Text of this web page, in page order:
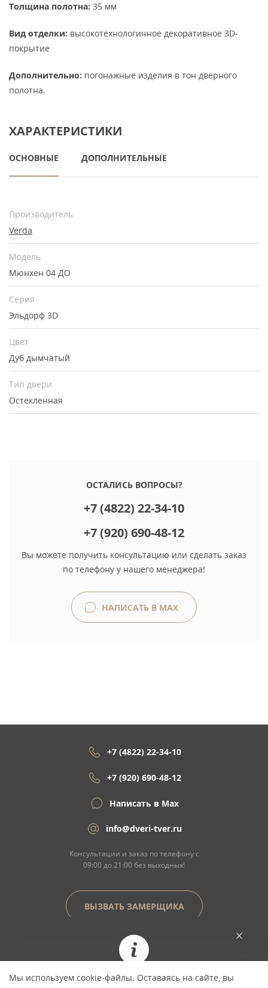
Толщина полотна: 35 мм
Вид отделки: высокотехнологичное декоративное 3D-
покрытие
Дополнительно: погонажные изделия в тон дверного
полотна.
ХАРАКТЕРИСТИКИ
ОСНОВНЫЕ ДОПОЛНИТЕЛЬНЫЕ
Производитель
Verda
Модель
Мюнхен 04 ДО
Серия
Эльдорф 3D
Цвет
Дуб дымчатый
Тип двери
Остекленная
ОСТАЛИСЬ ВОПРОСЫ?
+7 (4822) 22-34-10
+7 (920) 690-48-12
Вы можете получить консультацию или сделать заказ
по телефону у нашего менеджера!
НАПИСАТЬ В MAX
При заказе сегодня цена фиксируется и не
+7 (4822) 22-34-10
+7 (920) 690-48-12
Написать в Max
info@dveri-tver.ru
Консультации и заказ по телефону с
09:00 до 21:00 без выходных!
ВЫЗВАТЬ ЗАМЕРЩИКА
Сайт не является договором оферты
© Copyright 2026 ООО "Двери Тверь" Dveri-
Мы используем cookie-файлы. Оставаясь на сайте, вы